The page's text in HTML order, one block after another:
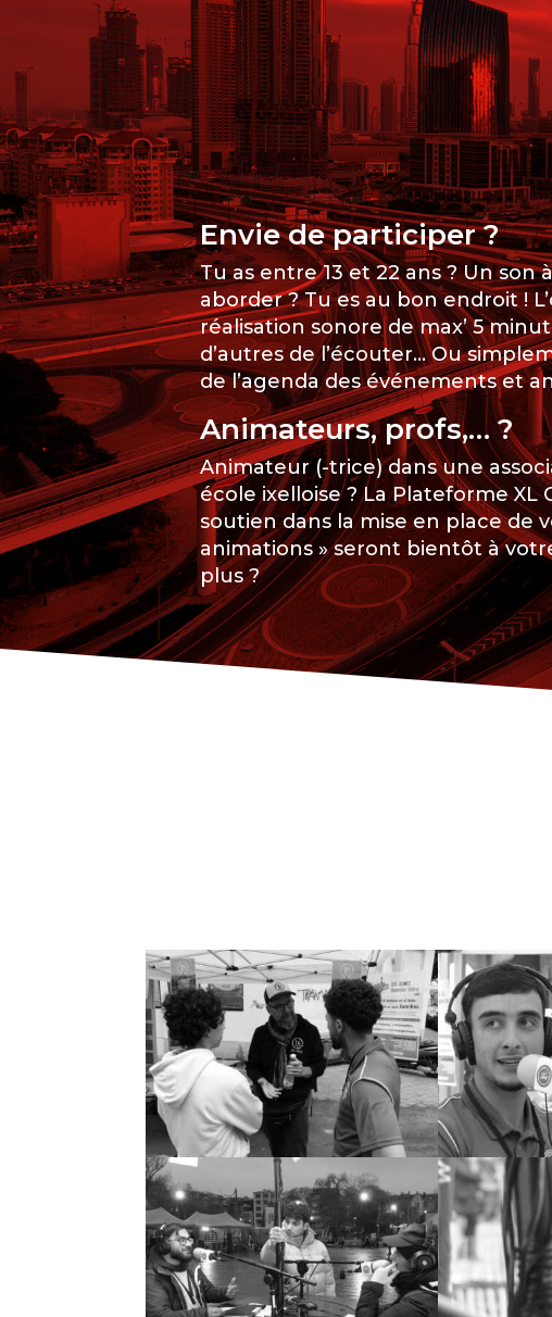
Envie de participer ?
Tu as entre 13 et 22 ans ? Un
aborder ? Tu es au bon endroit !
réalisation sonore de max’ 5
d’autres de l’écouter… Ou
de l’agenda des événements et
Animateurs, profs,… ?
Animateur (-trice) dans une
école ixelloise ? La Plateforme XL
soutien dans la mise en place de
animations » seront bientôt à
plus ?